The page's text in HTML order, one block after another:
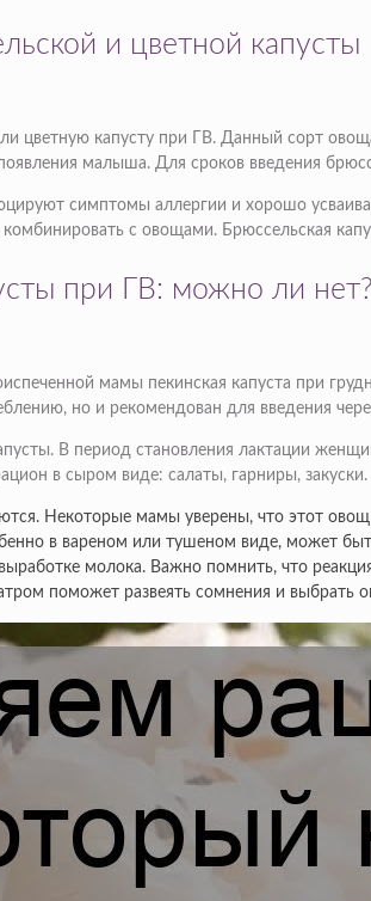
и цветной капусты
цветную капусту при ГВ. Данный сорт
малыша. Для сроков введения
симптомы аллергии и хорошо
с овощами. Брюссельская
при ГВ: можно ли нет?
мамы пекинская капуста при
но и рекомендован для введения
В период становления лактации
в сыром виде: салаты, гарниры, закуски.
Некоторые мамы уверены, что этот
в вареном или тушеном виде, может
молока. Важно помнить, что
поможет развеять сомнения и выбрать